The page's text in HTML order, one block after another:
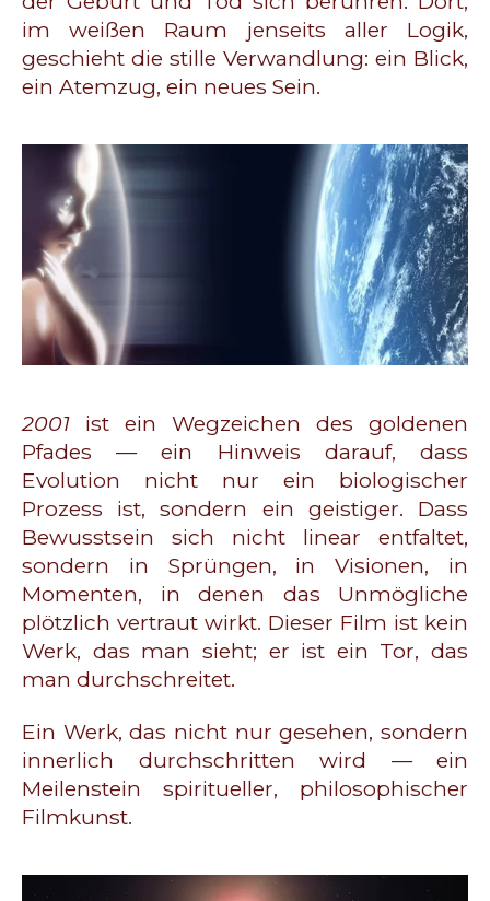
im weißen Raum jenseits aller Logik,
geschieht die stille Verwandlung: ein Blick,
ein Atemzug, ein neues Sein.
2001 ist ein Wegzeichen des goldenen
Pfades — ein Hinweis darauf, dass
Evolution nicht nur ein biologischer
Prozess ist, sondern ein geistiger. Dass
Bewusstsein sich nicht linear entfaltet,
sondern in Sprüngen, in Visionen, in
Momenten, in denen das Unmögliche
plötzlich vertraut wirkt. Dieser Film ist kein
Werk, das man sieht; er ist ein Tor, das
man durchschreitet.
Ein Werk, das nicht nur gesehen, sondern
innerlich durchschritten wird — ein
Meilenstein spiritueller, philosophischer
Filmkunst.